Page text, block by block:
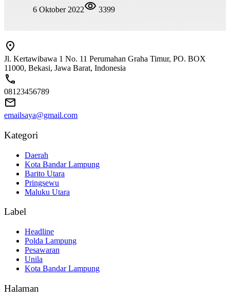
6 Oktober 2022
3399
Jl. Kertawibawa 1 No. 11 Perumahan Graha Timur, PO. BOX
11000, Bekasi, Jawa Barat, Indonesia
08123456789
emailsaya@gmail.com
Kategori
Daerah
Kota Bandar Lampung
Barito Utara
Pringsewu
Maluku Utara
Label
Headline
Polda Lampung
Pesawaran
Unila
Kota Bandar Lampung
Halaman